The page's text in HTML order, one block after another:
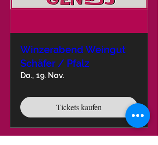
Winzerabend Weingut
Schäfer / Pfalz
Do., 19. Nov.
Tickets kaufen